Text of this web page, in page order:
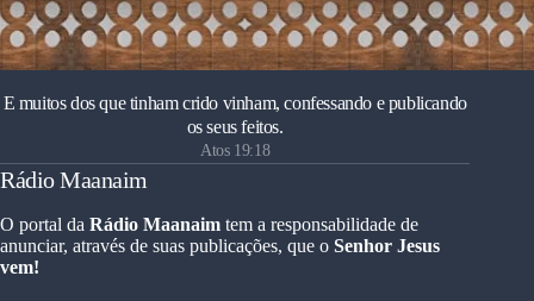
E muitos dos que tinham crido vinham, confessando e publicando
os seus feitos.
Atos 19:18
Rádio Maanaim
O portal da Rádio Maanaim tem a responsabilidade de
anunciar, através de suas publicações, que o Senhor Jesus
vem!